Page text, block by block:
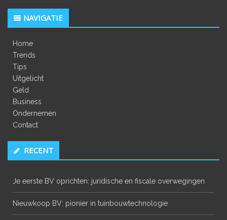
NAVIGATIE
Home
Trends
Tips
Uitgelicht
Geld
Business
Ondernemen
Contact
RECENT
Je eerste BV oprichten: juridische en fiscale overwegingen
Nieuwkoop BV: pionier in tuinbouwtechnologie